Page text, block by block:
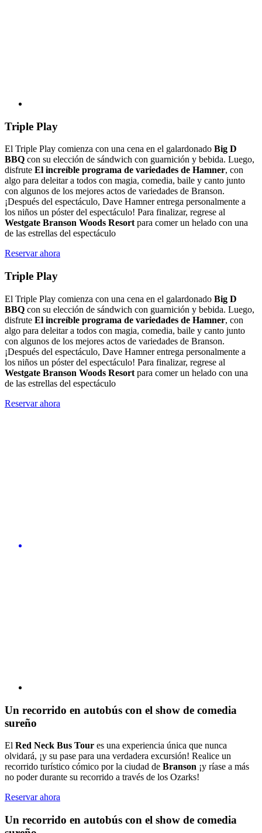
Triple Play
El Triple Play comienza con una cena en el galardonado Big D
BBQ con su elección de sándwich con guarnición y bebida. Luego,
disfrute El increíble programa de variedades de Hamner, con
algo para deleitar a todos con magia, comedia, baile y canto junto
con algunos de los mejores actos de variedades de Branson.
¡Después del espectáculo, Dave Hamner entrega personalmente a
los niños un póster del espectáculo! Para finalizar, regrese al
Westgate Branson Woods Resortpara comer un helado con una
de las estrellas del espectáculo
Reservar ahora
Triple Play
El Triple Play comienza con una cena en el galardonado Big D
BBQ con su elección de sándwich con guarnición y bebida. Luego,
disfrute El increíble programa de variedades de Hamner, con
algo para deleitar a todos con magia, comedia, baile y canto junto
con algunos de los mejores actos de variedades de Branson.
¡Después del espectáculo, Dave Hamner entrega personalmente a
los niños un póster del espectáculo! Para finalizar, regrese al
Westgate Branson Woods Resort para comer un helado con una
de las estrellas del espectáculo
Reservar ahora
Un recorrido en autobús con el show de comedia
sureño
El Red Neck Bus Tour es una experiencia única que nunca
olvidará, ¡y su pase para una verdadera excursión! Realice un
recorrido turístico cómico por la ciudad de Branson ¡y ríase a más
no poder durante su recorrido a través de los Ozarks!
Reservar ahora
Un recorrido en autobús con el show de comedia